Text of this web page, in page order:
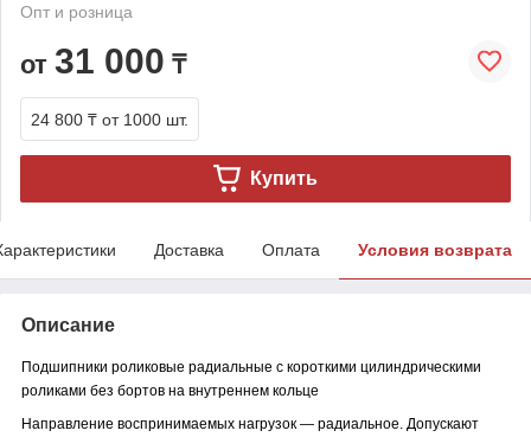
Опт и розница
от 31 000 ₸
24 800 ₸ от 1000 шт.
Купить
Доставка Оплата Условия возврата
Описание
Подшипники роликовые радиальные с короткими цилиндрическими
роликами без бортов на внутреннем кольце
Направление воспринимаемых нагрузок ― радиальное. Допускают